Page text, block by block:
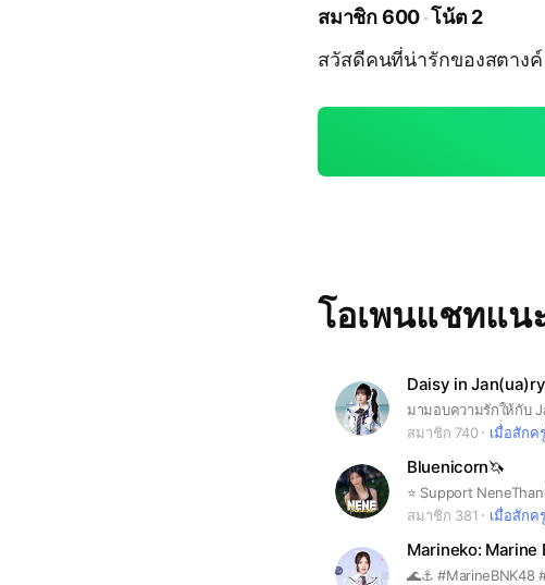
สมาชิก 600 โน้ต 2
สวัสดีคนที่น่ารักของสตางค์
โอเพนแชทแน
สมาชิก 740
เมื่อสักครู่
Bluenicorn🦄
⭐️ Support
สมาชิก 381
เมื่อสักครู่
🌊⚓️ #MarineBNK48